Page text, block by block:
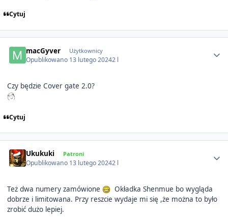
Cytuj
macGyver Użytkownicy
Opublikowano 13 lutego 20242 l
Czy będzie Cover gate 2.0?
Cytuj
Ukukuki Patroni
Opublikowano 13 lutego 20242 l
Też dwa numery zamówione
Okładka Shenmue bo wygląda
dobrze i limitowana. Przy reszcie wydaje mi się ,że można to było
zrobić dużo lepiej.